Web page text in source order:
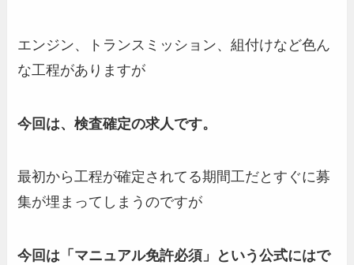
エンジン、トランスミッション、組付けなど色ん
な工程がありますが
今回は、検査確定の求人です。
最初から工程が確定されてる期間工だとすぐに募
集が埋まってしまうのですが
今回は「マニュアル免許必須」という公式にはで